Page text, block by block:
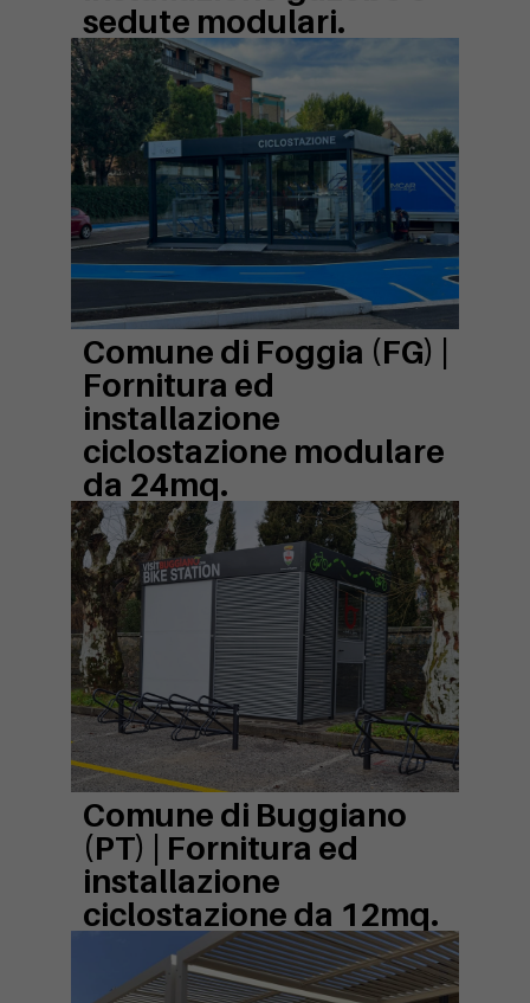
sedute modulari.
Comune di Foggia (FG) |
Fornitura ed
installazione
ciclostazione modulare
da 24mq.
Comune di Buggiano
(PT) | Fornitura ed
installazione
ciclostazione da 12mq.